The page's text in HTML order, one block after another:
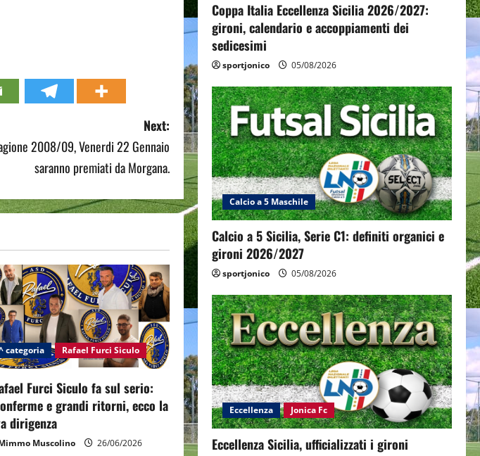
Next:
2008/09, Venerdi 22 Gennaio
saranno premiati da Morgana.
categoria Rafael Furci Siculo
Furci Siculo fa sul serio:
e grandi ritorni, ecco la
dirigenza
Muscolino 26/06/2026
Coppa Italia Eccellenza Sicilia 2026/2027:
gironi, calendario e accoppiamenti dei
sedicesimi
sportjonico 05/08/2026
Calcio a 5 Maschile
Calcio a 5 Sicilia, Serie C1: definiti organici e
gironi 2026/2027
sportjonico 05/08/2026
Eccellenza Jonica Fc
Eccellenza Sicilia, ufficializzati i gironi